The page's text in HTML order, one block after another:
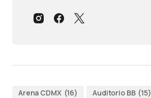
Arena CDMX (16) Auditorio BB (15)